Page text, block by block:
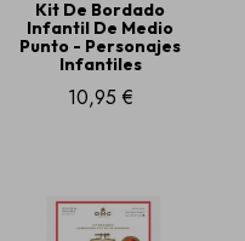
Kit De Bordado
Infantil De Medio
Punto - Personajes
Infantiles
10,95 €